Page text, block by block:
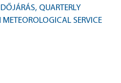
IDŐJÁRÁS, QUARTERLY
SERVICE